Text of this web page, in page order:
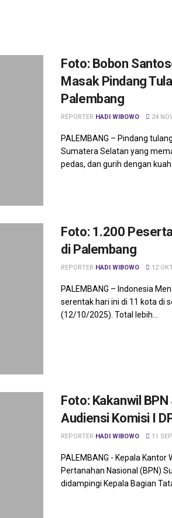
Foto: Bobon
Masak Pindang
Palembang
REPORTER HADI WIBOWO 24
PALEMBANG – Pindang
Sumatera Selatan yang
pedas, dan gurih dengan kuah...
Foto: 1.200
di Palembang
REPORTER HADI WIBOWO 12
PALEMBANG – Indonesia
serentak hari ini di 11 kota di
(12/10/2025). Total lebih...
Foto: Kakanwil
Audiensi Komisi I
REPORTER HADI WIBOWO 11
PALEMBANG - Kepala Kantor
Pertanahan Nasional (BPN)
didampingi Kepala Bagian